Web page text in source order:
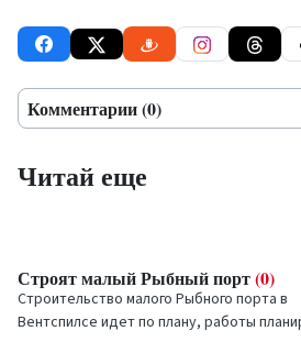
Комментарии (0)
Читай еще
Строят малый Рыбный порт(0)
Строительство малого Рыбного порта в
Вентспилсе идет по плану, работы